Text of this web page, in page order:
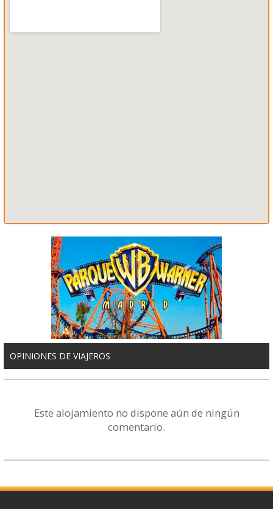
OPINIONES DE VIAJEROS
Este alojamiento no dispone aún de ningún
comentario.